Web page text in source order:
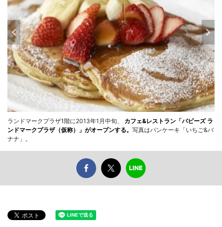
ランドマークプラザ1階に2013年1月中旬、
カフェ&レストラン「バビーズ ラ
ンドマークプラザ（仮称）」がオープンする。 写真はパンケーキ「いちご&バ
ナナ」。